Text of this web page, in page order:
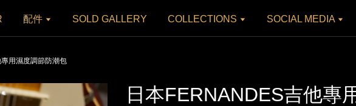
配件 SOLD GALLERY COLLECTIONS SOCIAL MEDIA
用濕度調節防潮包
日本FERNANDES吉他專